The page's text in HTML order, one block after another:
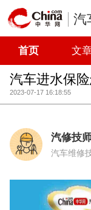
汽
首页 文
汽车进水保
2023-07-17 16:18:55
汽修技
汽车维修